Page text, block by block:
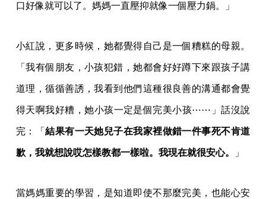
口好像就可以了。媽媽一直壓抑就像一個壓力鍋。」
小紅說，更多時候，她都覺得自己是一個糟糕的母親。
「我有個朋友，小孩犯錯，她都會好好蹲下來跟孩子講
道理，循循善誘，我看到他們這種很良善的溝通都會覺
得天啊我好糟，她小孩一定是個完美小孩⋯⋯」話沒說
完：「結果有一天她兒子在我家裡做錯一件事死不肯道
歉，我就想說哎怎樣教都一樣啦。我現在就很安心。 」
當媽媽重要的學習，是知道即使不那麼完美，也能心安